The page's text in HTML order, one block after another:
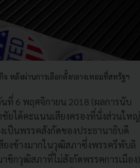
หลังผ่านการเลือกตั้งกลางเทอมที่สหรัฐฯ
ที่ 6 พฤศจิกายน 2018 (ผลการนับ
ชัยได้คะแนนเสียงครองที่นั่งส่วนใหญ่
ป็นพรรคสังกัดของประธานาธิบดี
ยงข้างมากในวุฒิสภาซึ่งพรรครีพับลิ
ชิกวุฒิสภาที่ไม่สังกัดพรรคการเมือง)